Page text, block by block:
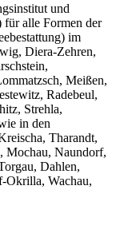
und
für alle Formen der
im
Diera-Zehren,
Meißen,
Radebeul,
Strehla,
in den
Tharandt,
Mochau, Naundorf,
Dahlen,
Okrilla, Wachau,